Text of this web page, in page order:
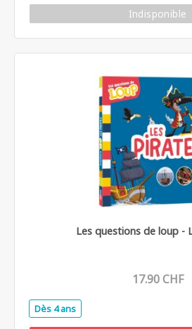
Indisponible
Les questions de loup -
17.90 CHF
Dès 4 ans